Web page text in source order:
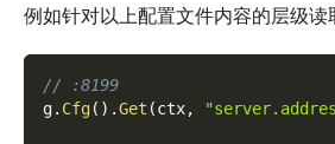
例如针对以上配置文件内容的层级读
// :8199
g. Cfg( ) .Get (ctx,